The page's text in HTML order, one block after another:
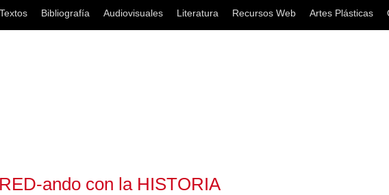
Textos Bibliografía Audiovisuales Literatura Recursos Web Artes Plásticas
ando con la HISTORIA